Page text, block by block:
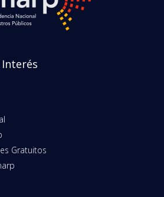
Gratuitos